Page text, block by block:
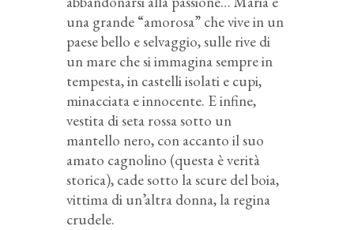
una grande “amorosa” che vive in un
paese bello e selvaggio, sulle rive di
un mare che si immagina sempre in
tempesta, in castelli isolati e cupi,
minacciata e innocente. E infine,
vestita di seta rossa sotto un
mantello nero, con accanto il suo
amato cagnolino (questa è verità
storica), cade sotto la scure del boia,
vittima di un’altra donna, la regina
crudele.